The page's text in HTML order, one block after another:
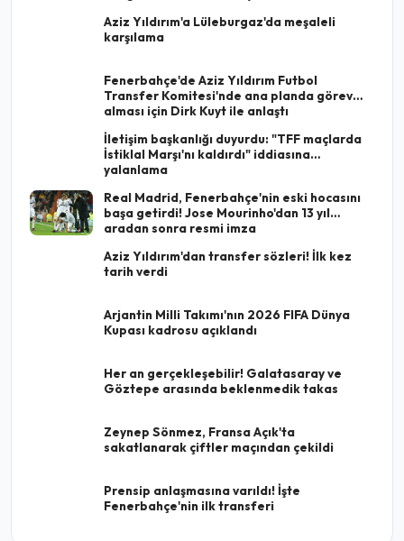
Aziz Yıldırım'a Lüleburgaz'da meşaleli
karşılama
Fenerbahçe'de Aziz Yıldırım Futbol
Transfer Komitesi'nde ana planda görev
alması için Dirk Kuyt ile anlaştı
İletişim başkanlığı duyurdu: "TFF maçlarda
İstiklal Marşı'nı kaldırdı" iddiasına
yalanlama
Real Madrid, Fenerbahçe'nin eski hocasını
başa getirdi! Jose Mourinho'dan 13 yıl
aradan sonra resmi imza
Aziz Yıldırım'dan transfer sözleri! İlk kez
tarih verdi
Arjantin Milli Takımı'nın 2026 FIFA Dünya
Kupası kadrosu açıklandı
Her an gerçekleşebilir! Galatasaray ve
Göztepe arasında beklenmedik takas
Zeynep Sönmez, Fransa Açık'ta
sakatlanarak çiftler maçından çekildi
Prensip anlaşmasına varıldı! İşte
Fenerbahçe'nin ilk transferi